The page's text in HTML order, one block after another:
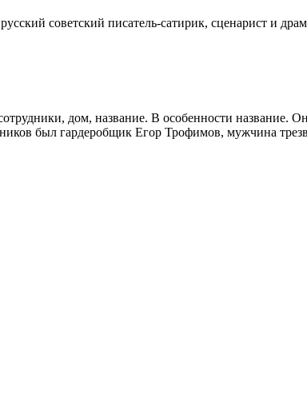
советский писатель-сатирик, сценарист и
дом, название. В особенности название.
был гардеробщик Егор Трофимов, мужчина